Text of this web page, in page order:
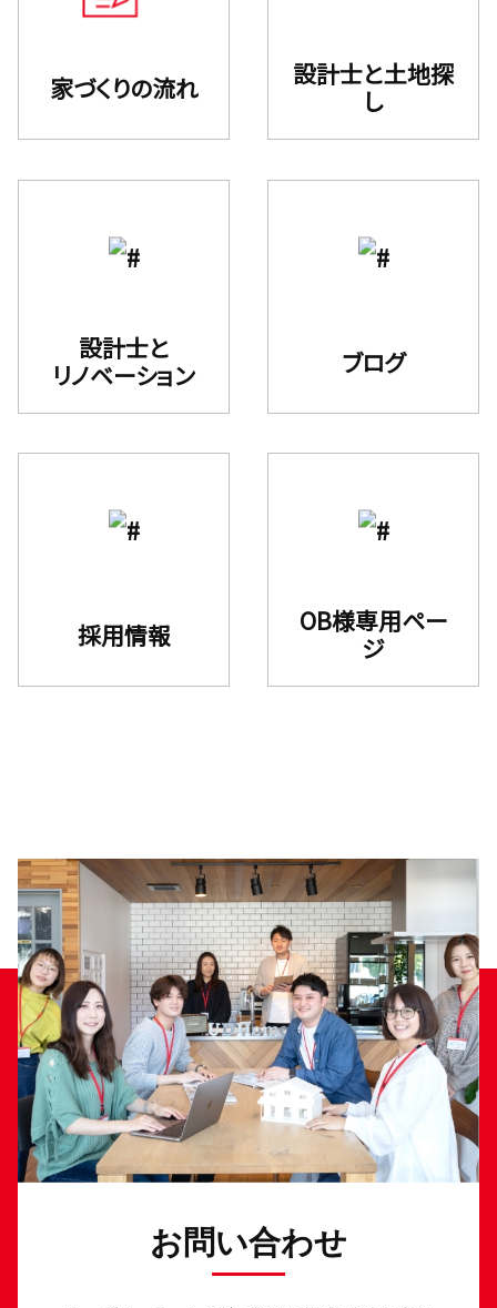
家づくりの流れ
設計⼠と⼟地探
し
設計士と
リノベーション
ブログ
採用情報
OB様専用ペー
ジ
お問い合わせ